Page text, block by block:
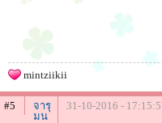
mintziikii
#5
จารุ
มน
31-10-2016 -